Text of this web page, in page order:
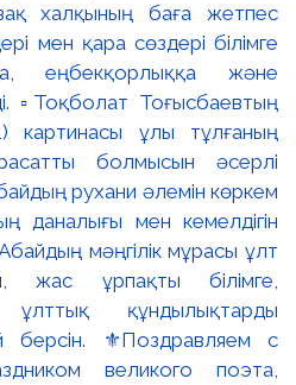
халқының баға жетпес
мен қара сөздері білімге
еңбекқорлыққа және
▫️Тоқболат Тоғысбаевтың
картинасы ұлы тұлғаның
болмысын әсерлі
рухани әлемін көркем
даналығы мен кемелдігін
мәңгілік мұрасы ұлт
жас ұрпақты білімге,
құндылықтарды
берсін. ⚜️Поздравляем с
великого поэта,